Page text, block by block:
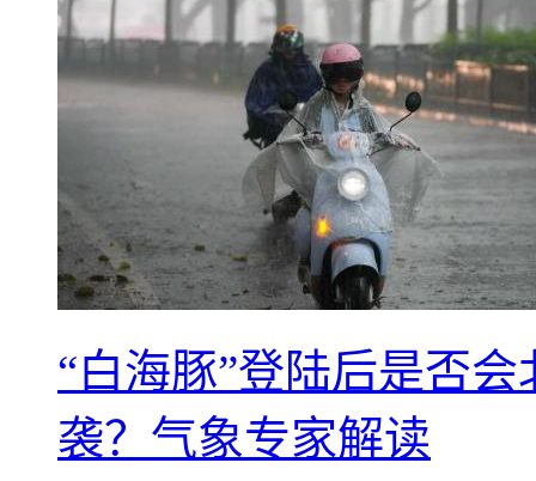
“白海豚”登陆后是否
袭？气象专家解读